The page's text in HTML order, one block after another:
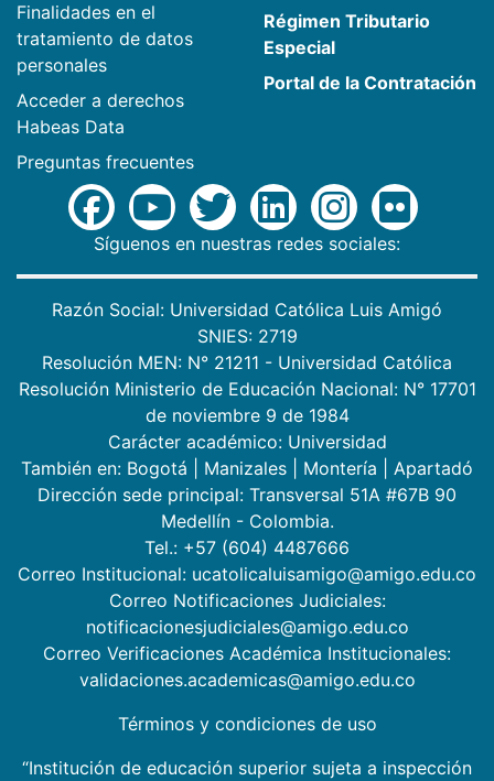
Finalidades en el
tratamiento de datos
personales
Acceder a derechos
Habeas Data
Preguntas frecuentes
Régimen Tributario
Especial
Portal de la Contratación
Síguenos en nuestras redes sociales:
Razón Social: Universidad Católica Luis Amigó
SNIES: 2719
Resolución MEN: N° 21211 - Universidad Católica
Resolución Ministerio de Educación Nacional: N° 17701
de noviembre 9 de 1984
Carácter académico: Universidad
También en: Bogotá Manizales Montería
Apartadó
Dirección sede principal: Transversal 51A #67B 90
Medellín - Colombia.
Tel.: +57 (604) 4487666
Correo Institucional: ucatolicaluisamigo@amigo.edu.co
Correo Notificaciones Judiciales:
notificacionesjudiciales@amigo.edu.co
Correo Verificaciones Académica Institucionales:
validaciones.academicas@amigo.edu.co
Términos y condiciones de uso
“Institución de educación superior sujeta a inspección